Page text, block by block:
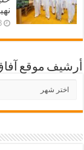
أرشيف موقع
أرشيف
موقع